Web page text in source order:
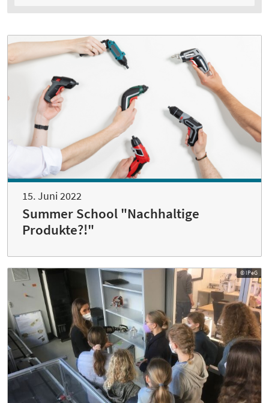
15. Juni 2022
Summer School "Nachhaltige
Produkte?!"
© IPeG